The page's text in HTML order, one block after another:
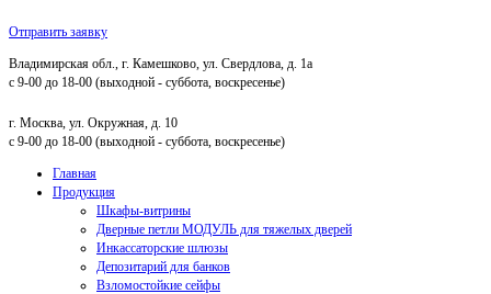
Отправить заявку
Владимирская обл., г. Камешково, ул. Свердлова, д. 1а
с 9-00 до 18-00 (выходной - суббота, воскресенье)
г. Москва, ул. Окружная, д. 10
с 9-00 до 18-00 (выходной - суббота, воскресенье)
Главная
Продукция
Шкафы-витрины
Дверные петли МОДУЛЬ для тяжелых дверей
Инкассаторские шлюзы
Депозитарий для банков
Взломостойкие сейфы